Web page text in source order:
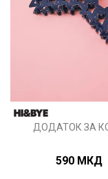
ДОДАТОК ЗА
590 МКД